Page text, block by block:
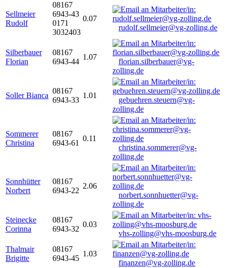
Sellmeier
Rudolf
08167
6943-43
0171
3032403
0.07
rudolf.sellmeier@vg-zolling.de
Silberbauer
Florian
08167
6943-44
1.07
florian.silberbauer@vg-
zolling.de
Soller Bianca
08167
6943-33
1.01
gebuehren.steuern@vg-
zolling.de
Sommerer
Christina
08167
6943-61
0.11
christina.sommerer@vg-
zolling.de
Sonnhütter
Norbert
08167
6943-22
2.06
norbert.sonnhuetter@vg-
zolling.de
Steinecke
Corinna
08167
6943-32
0.03
vhs-zolling@vhs-moosburg.de
Thalmair
Brigitte
08167
6943-45
1.03
finanzen@vg-zolling.de